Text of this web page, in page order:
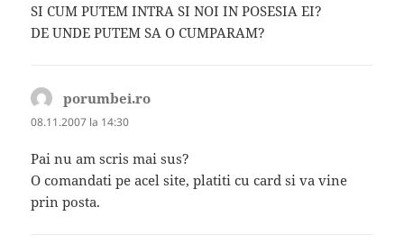
SI CUM PUTEM INTRA SI NOI IN POSESIA EI?
DE UNDE PUTEM SA O CUMPARAM?
porumbei.ro
08.11.2007 la 14:30
Pai nu am scris mai sus?
O comandati pe acel site, platiti cu card si va vine
prin posta.